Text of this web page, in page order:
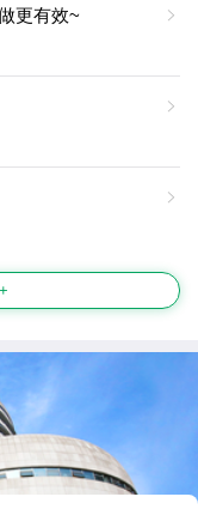
更有效~